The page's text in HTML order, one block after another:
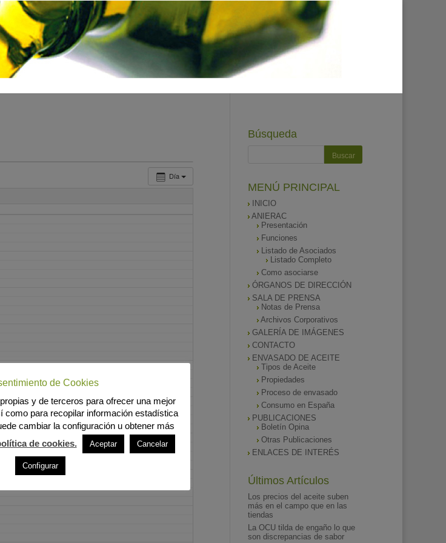
Día
Búsqueda
MENÚ PRINCIPAL
INICIO
ANIERAC
Presentación
Funciones
Listado de Asociados
Listado Completo
Como asociarse
ÓRGANOS DE DIRECCIÓN
SALA DE PRENSA
Notas de Prensa
Archivos Corporativos
GALERÍA DE IMÁGENES
CONTACTO
ENVASADO DE ACEITE
Tipos de Aceite
Propiedades
Proceso de envasado
Consumo en España
PUBLICACIONES
Boletín Opina
Otras Publicaciones
ENLACES DE INTERÉS
Últimos Artículos
Los precios del aceite suben
más en el campo que en las
tiendas
La OCU tilda de engaño lo que
son discrepancias de sabor
de Cookies
y de terceros para ofrecer una mejor
como para recopilar información estadística
cambiar la configuración u obtener más
de cookies. Aceptar Cancelar
Configurar